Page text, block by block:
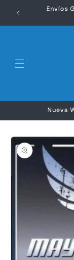
directamenteEnvíos
Nueva
directamente
a la
información
del producto